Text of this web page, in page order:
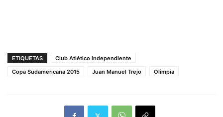
ETIQUETAS
Club Atlético Independiente
Copa Sudamericana 2015
Juan Manuel Trejo Olimpia